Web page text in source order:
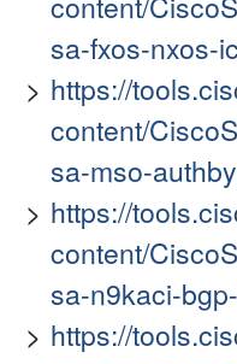
sa-fxos-nxos-
https://
content/
sa-mso-
https://
content/
sa-n9kaci-
https://